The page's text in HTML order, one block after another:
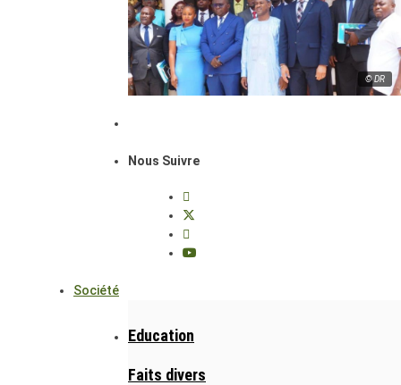
© DR
Nous Suivre
Société
Education
Faits divers